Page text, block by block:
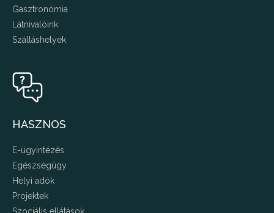
Gasztronómia
Látnivalóink
Szálláshelyek
HASZNOS
E-ügyintézés
Egészségügy
Helyi adók
Projektek